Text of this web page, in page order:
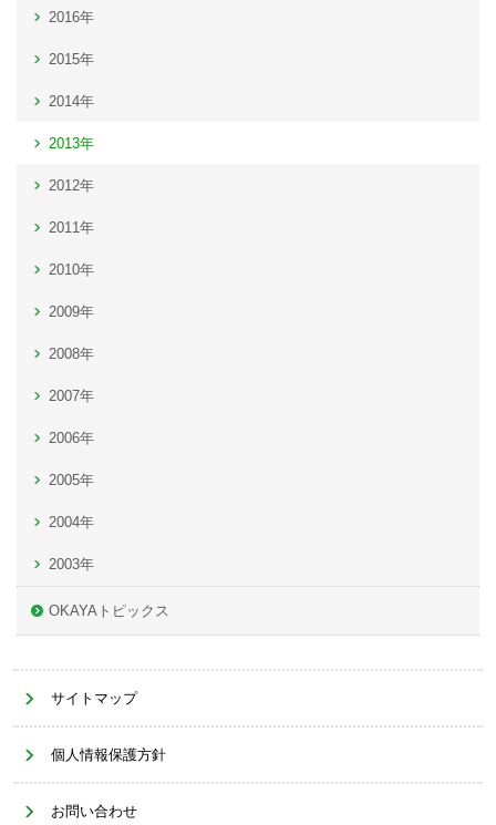
2016年
2015年
2014年
2013年
2012年
2011年
2010年
2009年
2008年
2007年
2006年
2005年
2004年
2003年
OKAYAトピックス
サイトマップ
個人情報保護方針
お問い合わせ